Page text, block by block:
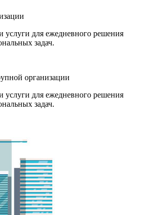
для ежедневного решения
задач.
организации
для ежедневного решения
задач.